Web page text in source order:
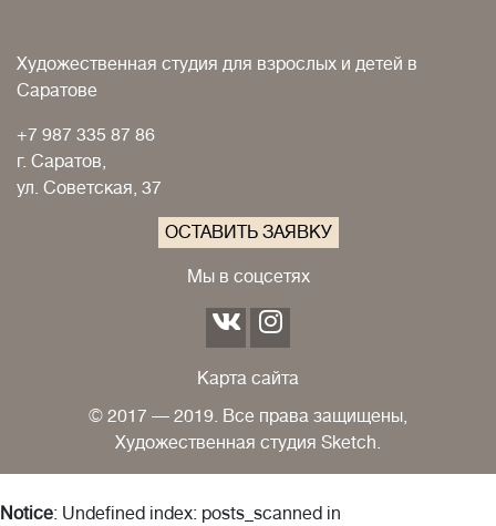
Художественная студия для взрослых и детей в
Саратове
+7 987 335 87 86
г. Саратов,
ул. Советская, 37
ОСТАВИТЬ ЗАЯВКУ
Мы в соцсетях
Карта сайта
© 2017 — 2019. Все права защищены,
Художественная студия Sketch.
Notice: Undefined index: posts_scanned in